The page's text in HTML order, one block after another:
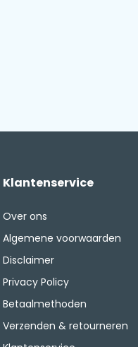
Klantenservice
Over ons
Algemene voorwaarden
Disclaimer
Privacy Policy
Betaalmethoden
Verzenden & retourneren